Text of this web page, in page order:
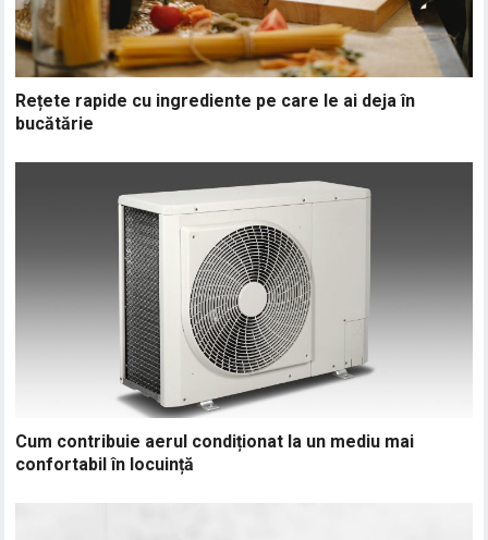
Rețete rapide cu ingrediente pe care le ai deja în
bucătărie
Cum contribuie aerul condiționat la un mediu mai
confortabil în locuință